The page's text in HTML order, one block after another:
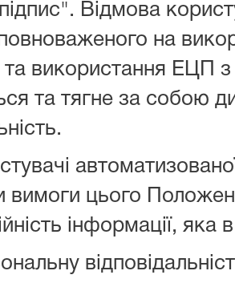
Відмова
на
використання ЕЦП з
та тягне за собою
вимоги цього
інформації, яка